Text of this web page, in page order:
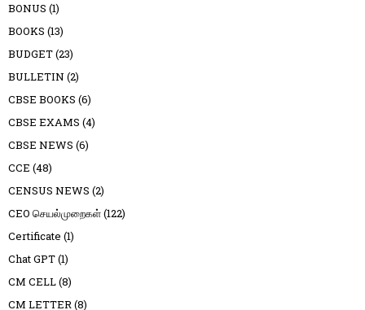
BONUS (1)
BOOKS (13)
BUDGET(23)
BULLETIN (2)
CBSE BOOKS (6)
CBSE EXAMS (4)
CBSE NEWS (6)
CCE (48)
CENSUS NEWS (2)
CEO செயல்முறைகள்(122)
Certificate (1)
Chat GPT(1)
CM CELL(8)
CM LETTER(8)